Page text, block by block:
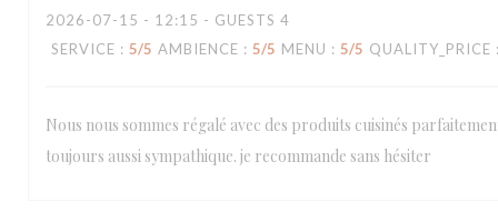
2026-07-15 - 12:15 - GUESTS 4
SERVICE : 5/5 AMBIENCE : 5/5 MENU : 5/5 QUALITY_PRICE
Nous nous sommes régalé avec des produits cuisinés
toujours aussi sympathique. je recommande sans hésiter